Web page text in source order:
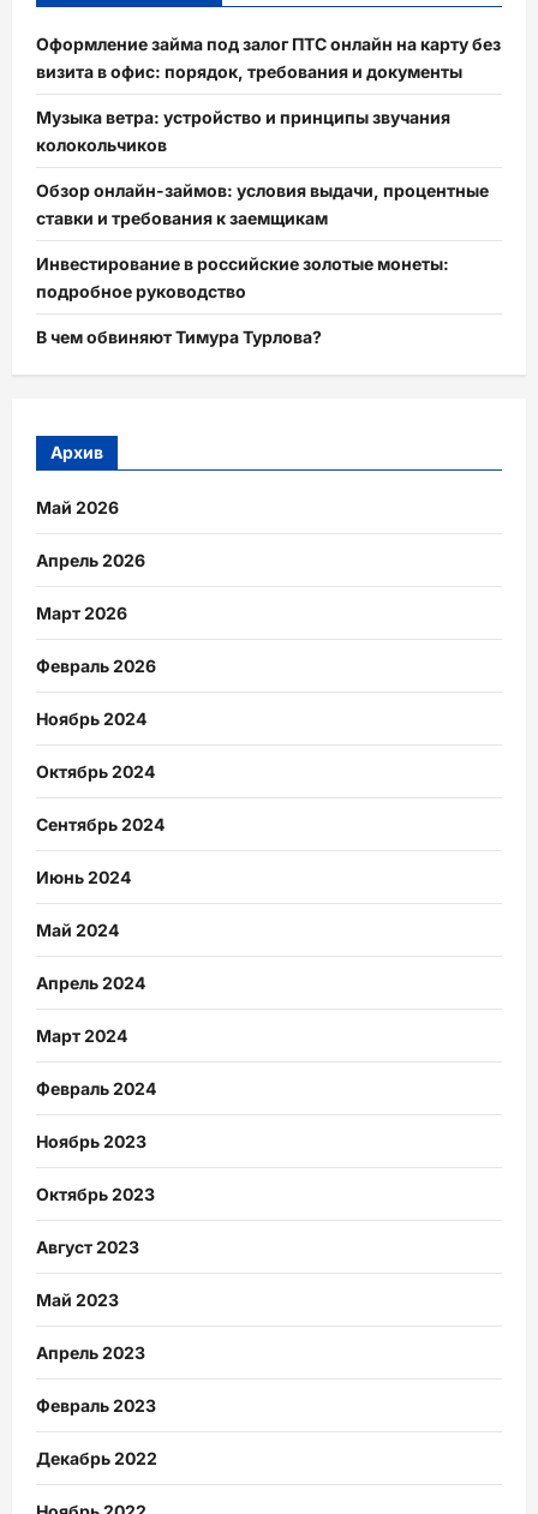
Оформление займа под залог ПТС онлайн на карту без
визита в офис: порядок, требования и документы
Музыка ветра: устройство и принципы звучания
колокольчиков
Обзор онлайн-займов: условия выдачи, процентные
ставки и требования к заемщикам
Инвестирование в российские золотые монеты:
подробное руководство
В чем обвиняют Тимура Турлова?
Архив
Май 2026
Апрель 2026
Март 2026
Февраль 2026
Ноябрь 2024
Октябрь 2024
Сентябрь 2024
Июнь 2024
Май 2024
Апрель 2024
Март 2024
Февраль 2024
Ноябрь 2023
Октябрь 2023
Август 2023
Май 2023
Апрель 2023
Февраль 2023
Декабрь 2022